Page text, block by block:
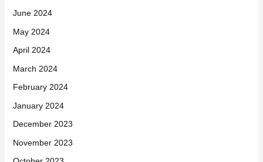
June 2024
May 2024
April 2024
March 2024
February 2024
January 2024
December 2023
November 2023